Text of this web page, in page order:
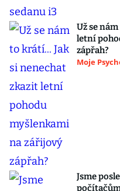
Už se
letní
zápřah?
Moje
Jsme